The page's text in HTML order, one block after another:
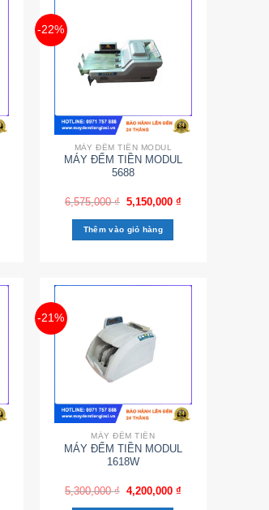
-22%
MÁY ĐẾM TIỀN MODUL
MÁY ĐẾM TIỀN MODUL
5688
6,575,000₫ 5,150,000 ₫
Thêm vào giỏ hàng
-21%
MÁY ĐẾM TIỀN
MÁY ĐẾM TIỀN MODUL
1618W
5,300,000₫ 4,200,000 ₫